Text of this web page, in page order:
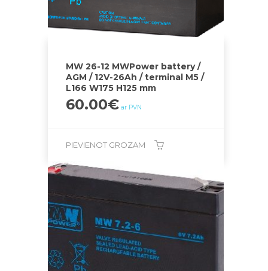
MW 26-12 MWPower battery /
AGM / 12V-26Ah / terminal M5 /
L166 W175 H125 mm
60.00€ ar PVN
PIEVIENOT GROZAM